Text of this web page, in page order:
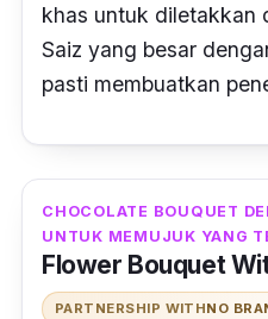
khas untuk diletakkan
Saiz yang besar
pasti membuatkan
CHOCOLATE BOUQUET
UNTUK MEMUJUK YANG
Flower Bouquet
PARTNERSHIP WITHNO